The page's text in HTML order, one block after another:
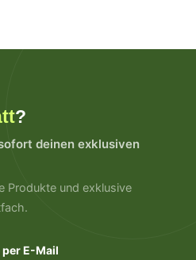
?
deinen exklusiven
Produkte und exklusive
E-Mail